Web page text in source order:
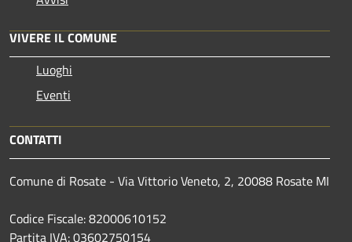
VIVERE IL COMUNE
Luoghi
Eventi
CONTATTI
Comune di Rosate - Via Vittorio Veneto, 2, 20088 Rosate MI
Codice Fiscale: 82000610152
Partita IVA: 03602750154